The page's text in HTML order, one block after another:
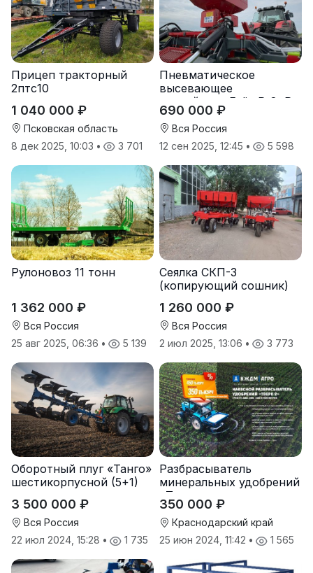
Прицеп тракторный
2птс10
1 040 000 ₽
Псковская область
8 дек 2025, 10:03 • 3 701
Пневматическое
высевающее
устройство Folio R-8, R-
12
690 000 ₽
Вся Россия
12 сен 2025, 12:45 • 5 598
Рулоновоз 11 тонн
1 362 000 ₽
Вся Россия
25 авг 2025, 06:36 • 5 139
Сеялка СКП-3
(копирующий сошник)
1 260 000 ₽
Вся Россия
2 июл 2025, 13:06 • 3 773
Оборотный плуг «Танго»
шестикорпусной (5+1)
3 500 000 ₽
Вся Россия
22 июл 2024, 15:28 • 1 735
Разбрасыватель
минеральных удобрений
«Тверк»
350 000 ₽
Краснодарский край
25 июн 2024, 11:42 • 1 565